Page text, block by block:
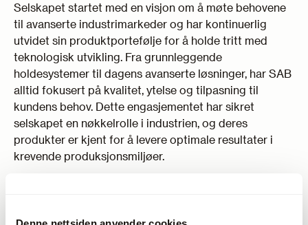
Selskapet startet med en visjon om å møte behovene
til avanserte industrimarkeder og har kontinuerlig
utvidet sin produktportefølje for å holde tritt med
teknologisk utvikling. Fra grunnleggende
holdesystemer til dagens avanserte løsninger, har SAB
alltid fokusert på kvalitet, ytelse og tilpasning til
kundens behov. Dette engasjementet har sikret
selskapet en nøkkelrolle i industrien, og deres
produkter er kjent for å levere optimale resultater i
krevende produksjonsmiljøer.
løsninger som møter morgendagens utfordringer i